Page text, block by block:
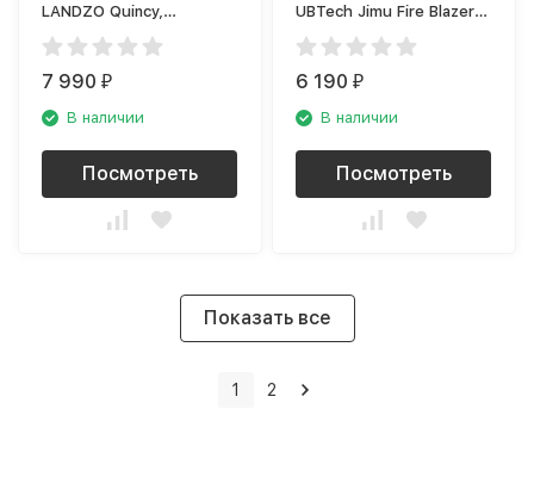
LANDZO Quincy,
бирюзовый
7 990₽
В наличии
Посмотреть
UBTech Jimu Fire Blazer
(JRKL212)
6 190₽
В наличии
Посмотреть
Показать все
1 2